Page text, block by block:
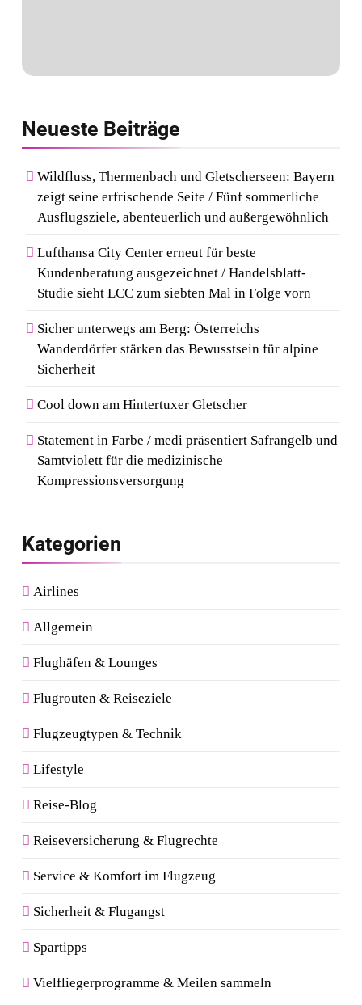
Neueste Beiträge
Wildfluss, Thermenbach und Gletscherseen: Bayern
zeigt seine erfrischende Seite / Fünf sommerliche
Ausflugsziele, abenteuerlich und außergewöhnlich
Lufthansa City Center erneut für beste
Kundenberatung ausgezeichnet / Handelsblatt-
Studie sieht LCC zum siebten Mal in Folge vorn
Sicher unterwegs am Berg: Österreichs
Wanderdörfer stärken das Bewusstsein für alpine
Sicherheit
Cool down am Hintertuxer Gletscher
Statement in Farbe / medi präsentiert Safrangelb und
Samtviolett für die medizinische
Kompressionsversorgung
Kategorien
Airlines
Allgemein
Flughäfen & Lounges
Flugrouten & Reiseziele
Flugzeugtypen & Technik
Lifestyle
Reise-Blog
Reiseversicherung & Flugrechte
Service & Komfort im Flugzeug
Sicherheit & Flugangst
Spartipps
Vielfliegerprogramme & Meilen sammeln